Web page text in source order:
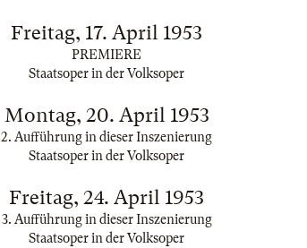
Freitag, 17. April 1953
PREMIERE
Staatsoper in der Volksoper
Montag, 20. April 1953
2. Aufführung in dieser Inszenierung
Staatsoper in der Volksoper
Freitag, 24. April 1953
3. Aufführung in dieser Inszenierung
Staatsoper in der Volksoper